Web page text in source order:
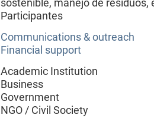
sostenible, manejo de
Participantes
Communications & outreach
Financial support
Academic Institution
Business
Government
NGO / Civil Society